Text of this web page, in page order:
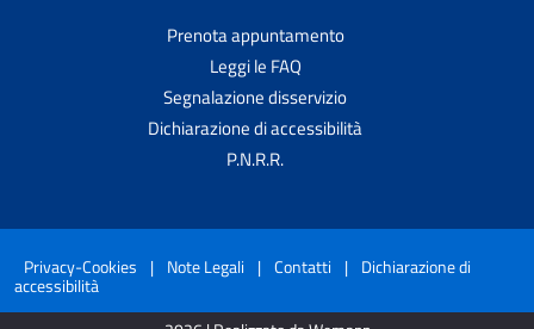
Prenota appuntamento
Leggi le FAQ
Segnalazione disservizio
Dichiarazione di accessibilità
P.N.R.R.
Privacy-Cookies | Note Legali | Contatti | Dichiarazione di
accessibilità